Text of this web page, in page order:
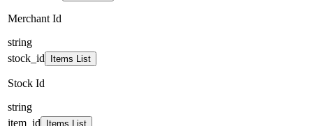
Merchant Id
string
stock_id
Items List
Stock Id
string
item_id
Items List